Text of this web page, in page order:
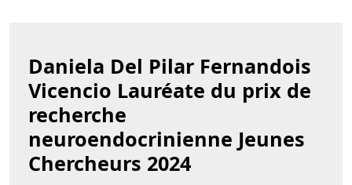
Daniela Del Pilar Fernandois
Vicencio Lauréate du prix de
recherche
neuroendocrinienne Jeunes
Chercheurs 2024